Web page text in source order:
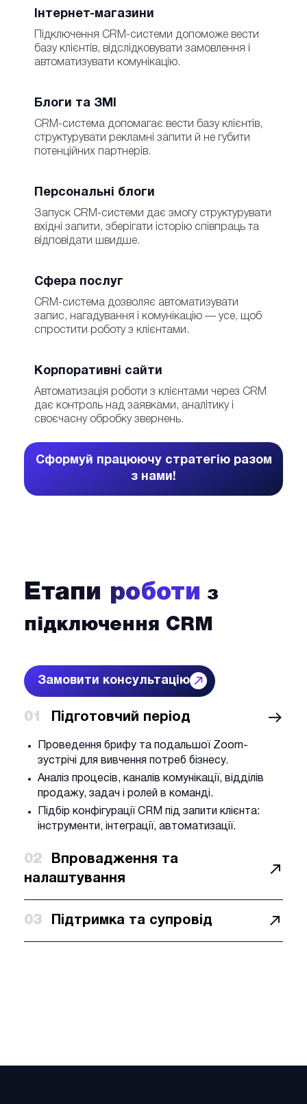
Інтернет-магазини
Підключення CRM-системи допоможе вести
базу клієнтів, відслідковувати замовлення і
автоматизувати комунікацію.
Блоги та ЗМІ
CRM-система допомагає вести базу клієнтів,
структурувати рекламні запити й не губити
потенційних партнерів.
Персональні блоги
Запуск CRM-системи дає змогу структурувати
вхідні запити, зберігати історію співпраць та
відповідати швидше.
Сфера послуг
CRM-система дозволяє автоматизувати
запис, нагадування і комунікацію — усе, щоб
спростити роботу з клієнтами.
Корпоративні сайти
Автоматизація роботи з клієнтами через CRM
дає контроль над заявками, аналітику і
своєчасну обробку звернень.
Сформуй працюючу стратегію разом
з нами!
Етапи роботи з
підключення CRM
Замовити консультацію
01 Підготовчий період
Проведення брифу та подальшої Zoom-
зустрічі для вивчення потреб бізнесу.
Аналіз процесів, каналів комунікації, відділів
продажу, задач і ролей в команді.
Підбір конфігурації CRM під запити клієнта:
інструменти, інтеграції, автоматизації.
02
налаштування
03 Підтримка та супровід